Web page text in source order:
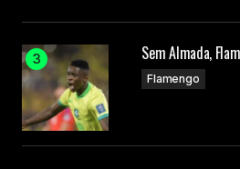
Sem Almada,
Flamengo